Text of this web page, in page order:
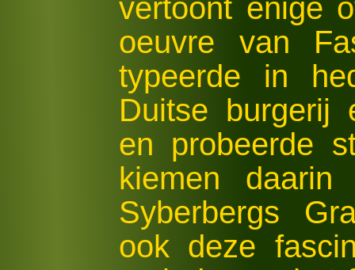
vertoont enige
oeuvre van
typeerde in
Duitse burgerij
en probeerde
kiemen
Syberbergs
ook deze